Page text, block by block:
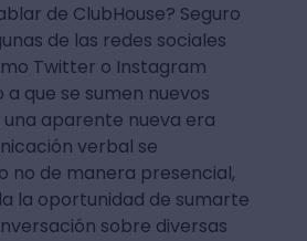
de ClubHouse? Seguro
de las redes sociales
Twitter o Instagram
que se sumen nuevos
una aparente nueva era
verbal se
no de manera presencial,
la oportunidad de sumarte
sobre diversas